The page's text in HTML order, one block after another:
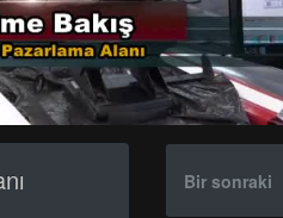
Bir sonraki